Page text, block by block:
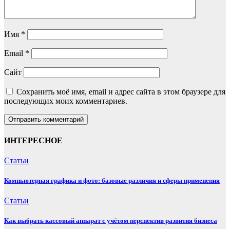
Имя *
Email *
Сайт
Сохранить моё имя, email и адрес сайта в этом браузере для
последующих моих комментариев.
ИНТЕРЕСНОЕ
Статьи
Компьютерная графика и фото: базовые различия и сферы применения
Статьи
Как выбрать кассовый аппарат с учётом перспектив развития бизнеса